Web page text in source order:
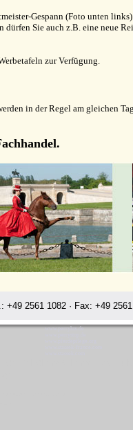
Gespann (Foto unten
Sie auch z.B. eine neue
zur Verfügung.
in der Regel am gleichen
+49 2561 1082 · Fax: +49
www.perrylux.de